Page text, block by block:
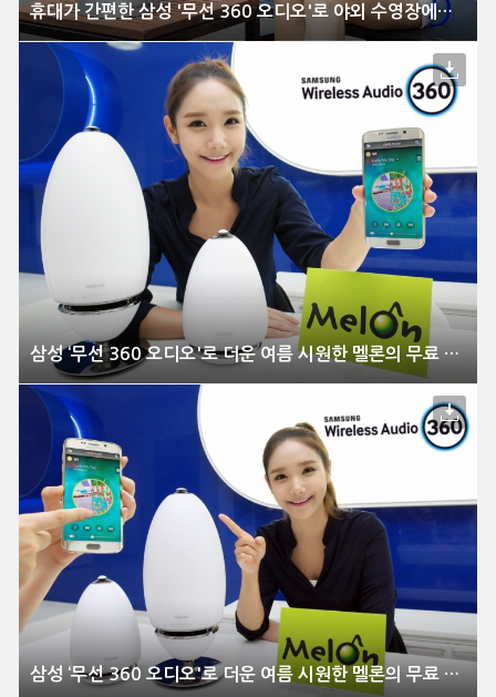
휴대가 간편한 삼성 '무선 360 오디오'로 야외 수영장에서 생생한 음악 즐겨
삼성 ‘무선 360 오디오'로 더운 여름 시원한 멜론의 무료 음원 쏜다
삼성 ‘무선 360 오디오'로 더운 여름 시원한 멜론의 무료 음원 쏜다